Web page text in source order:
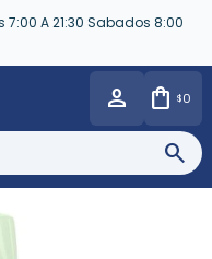
7:00 A 21:30 Sabados 8:00
$0